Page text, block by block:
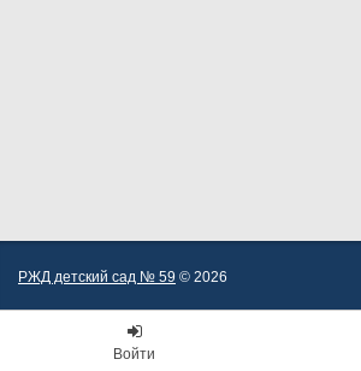
РЖД детский сад № 59 © 2026
Войти